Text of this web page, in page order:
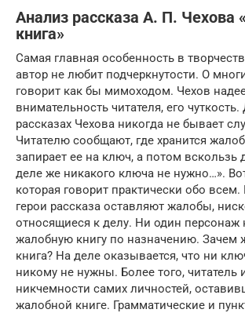
Анализ рассказа А. П. Чехова
книга»
Самая главная особенность в
автор не любит подчеркнутости. О
говорит как бы мимоходом. Чехов
внимательность читателя, его чуткость.
рассказах Чехова никогда не бывает
Читателю сообщают, где хранится
запирает ее на ключ, а потом вскользь
деле же никакого ключа не нужно…».
которая говорит практически обо
герои рассказа оставляют жалобы,
относящиеся к делу. Ни один персонаж
жалобную книгу по назначению. Зачем
книга? На деле оказывается, что ни
никому не нужны. Более того, читатель
никчемности самих личностей,
жалобной книге. Грамматические и